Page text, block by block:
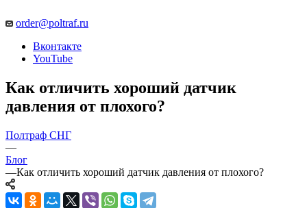
order@poltraf.ru
Вконтакте
YouTube
Как отличить хороший датчик
давления от плохого?
Полтраф СНГ
—
Блог
—Как отличить хороший датчик давления от плохого?